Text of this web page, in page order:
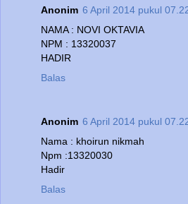
Anonim 6 April 2014 pukul
NAMA : NOVI OKTAVIA
NPM : 13320037
HADIR
Balas
Anonim 6 April 2014 pukul
Nama : khoirun nikmah
Npm :13320030
Hadir
Balas